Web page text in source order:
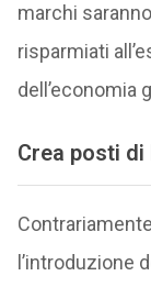
marchi
risparmiati
dell’economia
Crea posti
l’introduzione